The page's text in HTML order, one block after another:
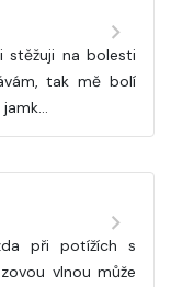
stěžuji na bolesti
tak mě bolí
při potížích s
vlnou může